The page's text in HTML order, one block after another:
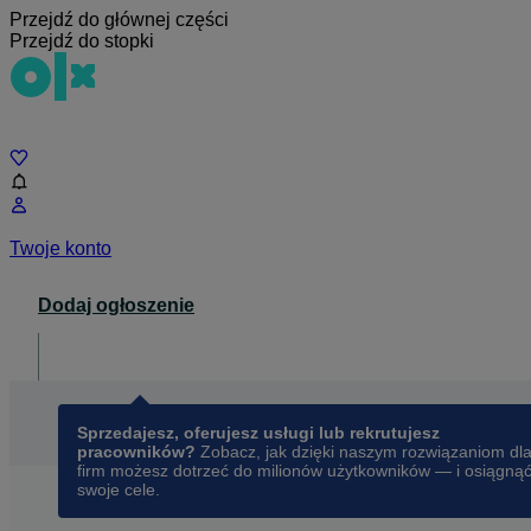
Przejdź do głównej części
Przejdź do stopki
Twoje konto
Dodaj ogłoszenie
Sprzedajesz, oferujesz usługi lub rekrutujesz
pracowników? Zobacz, jak dzięki naszym rozwiązaniom dla
firm możesz dotrzeć do milionów użytkowników — i osiągnąć
swoje cele.